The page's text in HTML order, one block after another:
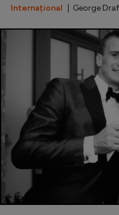
Inedit
Europa
CM 2026
Premier
Internațional | George